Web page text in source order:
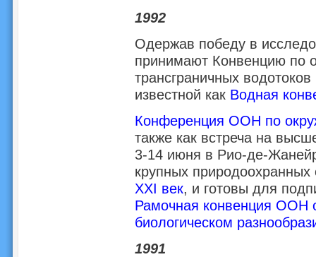
1992
Одержав победу в
принимают Конвенцию по
трансграничных
известной как Водная
Конференция ООН по
также как встреча на
3-14 июня в Рио-де-
крупных
XXI век, и готовы для
Рамочная конвенция ООН
биологическом
1991